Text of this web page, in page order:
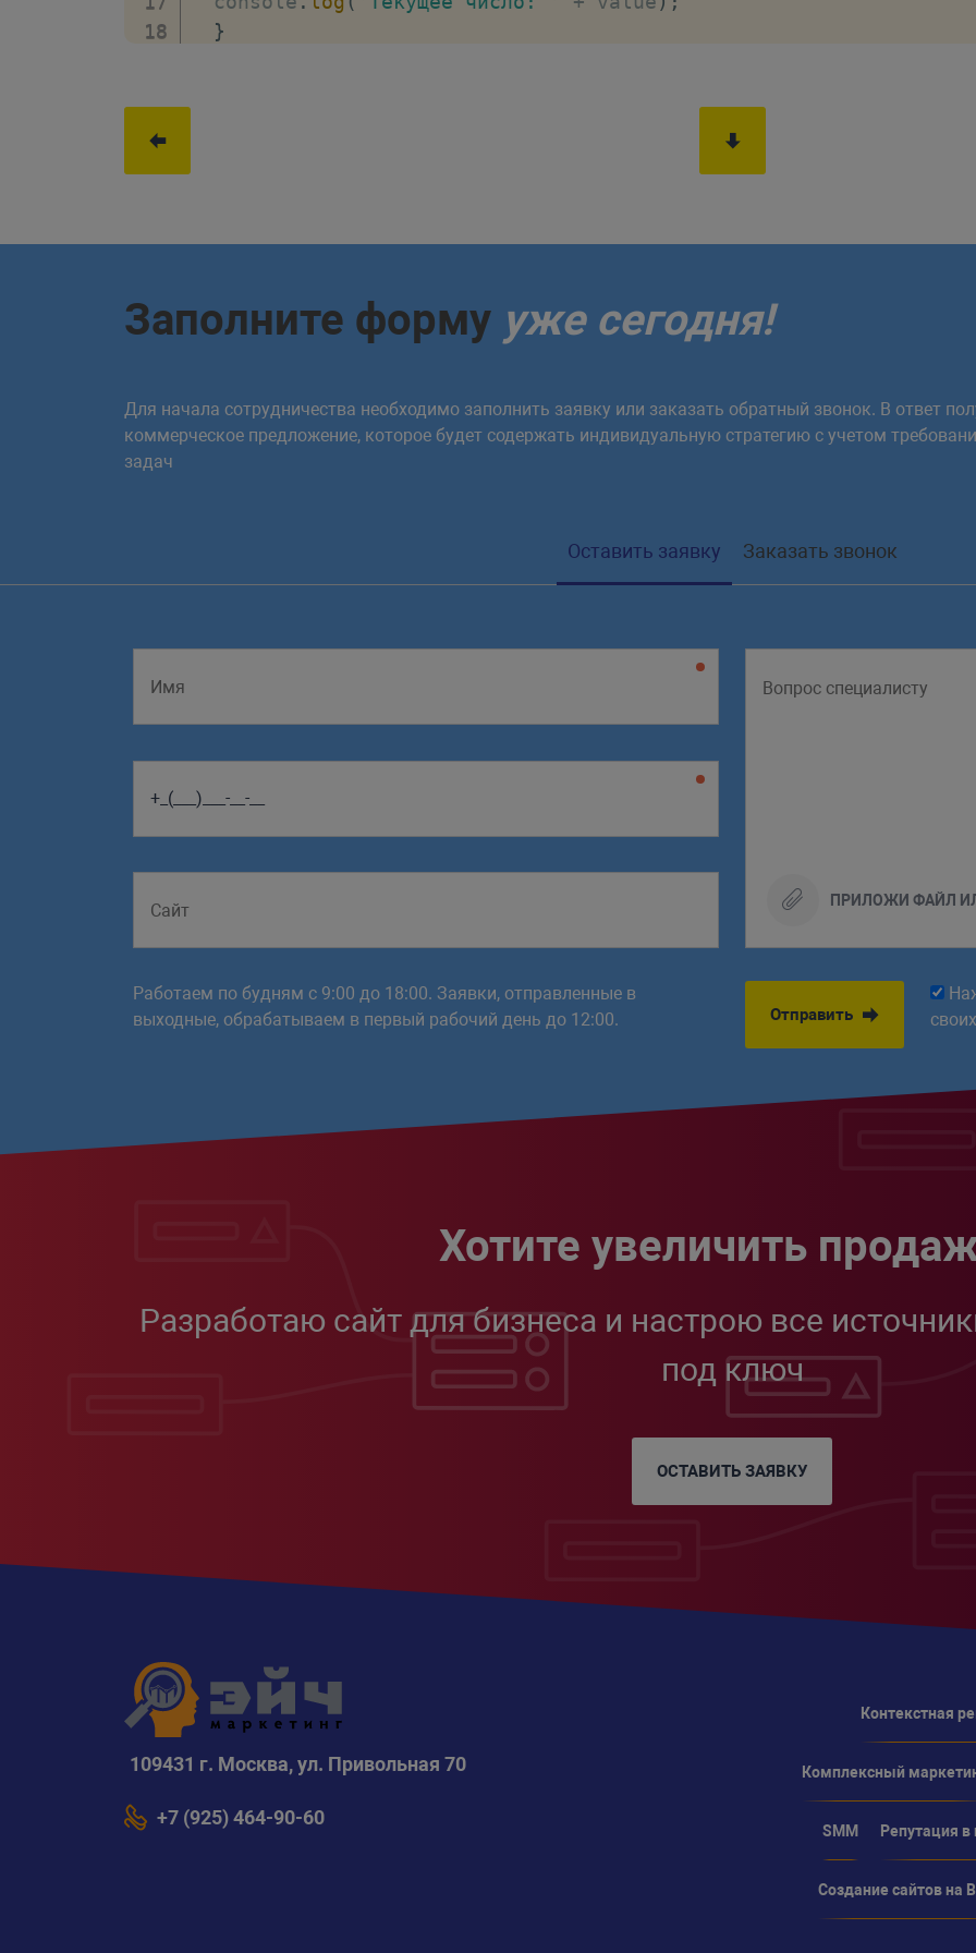
}
// Текущее число: 4
Заполните форму уже сегодня!
Для начала сотрудничества необходимо заполнить заявку или заказать обратный звонок. В ответ
коммерческое предложение, которое будет содержать индивидуальную стратегию с учетом
задач
Оставить заявку Заказать звонок
ПРИЛОЖИ ФАЙЛ
Работаем по будням с 9:00 до 18:00. Заявки, отправленные в
выходные, обрабатываем в первый рабочий день до 12:00.
Отправить
своих
Хотите увеличить
Разработаю сайт для бизнеса и настрою все
под ключ
ОСТАВИТЬ ЗАЯВКУ
109431 г. Москва, ул. Привольная 70
+7 (925) 464-90-60
Контекстная
Комплексный
SMM Репутация в
Создание сайтов на